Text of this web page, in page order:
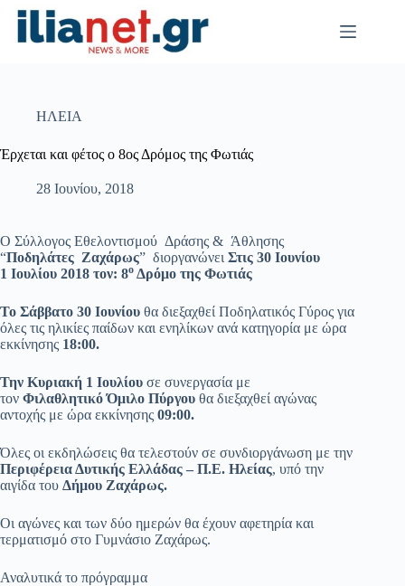
Μετάβαση
στο
περιεχόμενο
ΗΛΕΙΑ
Έρχεται και φέτος ο 8ος Δρόμος της Φωτιάς
28 Ιουνίου, 2018
O Σύλλογος Εθελοντισμού Δράσης & Άθλησης
“Ποδηλάτες Zαχάρως” διοργανώνει Στις 30 Ιουνίου
1 Ιουλίου 2018 τον: 8ο Δρόμο της Φωτιάς
Το Σάββατο 30 Ιουνίου θα διεξαχθεί Ποδηλατικός Γύρος για
όλες τις ηλικίες παίδων και ενηλίκων ανά κατηγορία με ώρα
εκκίνησης 18:00.
Την Κυριακή 1 Ιουλίου σε συνεργασία με
τον Φιλαθλητικό Όμιλο Πύργου θα διεξαχθεί αγώνας
αντοχής με ώρα εκκίνησης 09:00.
Όλες οι εκδηλώσεις θα τελεστούν σε συνδιοργάνωση με την
Περιφέρεια Δυτικής Ελλάδας – Π.Ε. Ηλείας, υπό την
αιγίδα του Δήμου Ζαχάρως.
Οι αγώνες και των δύο ημερών θα έχουν αφετηρία και
τερματισμό στο Γυμνάσιο Ζαχάρως.
Αναλυτικά το πρόγραμμα